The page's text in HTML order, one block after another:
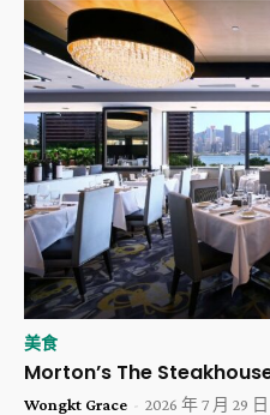
美食
Morton’s The
Wongkt Grace - 2026 年 7 月 29 日